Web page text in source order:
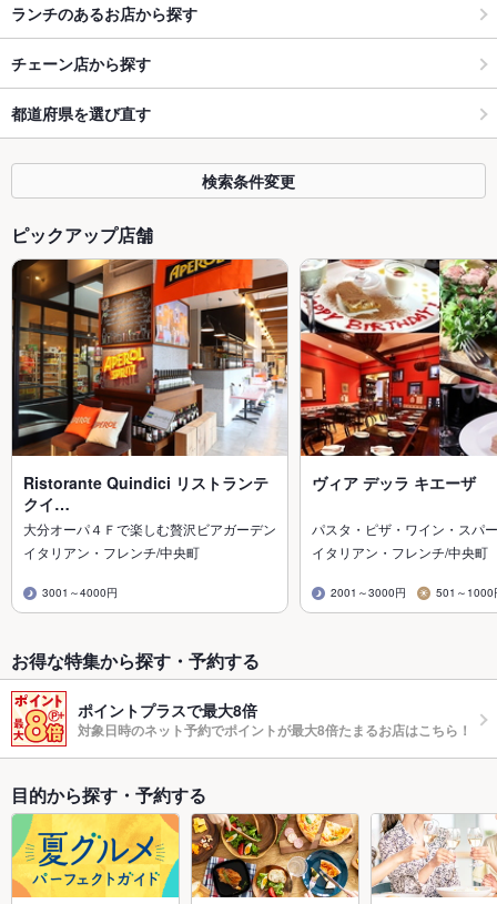
ランチのあるお店から探す
チェーン店から探す
都道府県を選び直す
検索条件変更
ピックアップ店舗
Ristorante Quindici リストランテ
クイ…
大分オーパ４Ｆで楽しむ贅沢ビアガーデン
イタリアン・フレンチ/中央町
3001～4000円
ヴィア デッラ キエーザ
パスタ・ピザ・ワイン・スパ
イタリアン・フレンチ/中央町
2001～3000円 501～1000
お得な特集から探す・予約する
ポイントプラスで最大8倍
対象日時のネット予約でポイントが最大8倍たまるお店はこちら！
目的から探す・予約する